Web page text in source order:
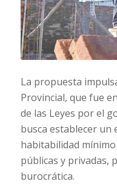
La propuesta
Provincial, que fue
de las Leyes por el
busca establecer un
habitabilidad
públicas y privadas,
burocrática.